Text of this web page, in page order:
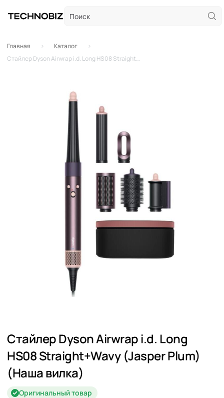
Главная
Каталог
Стайлер Dyson Airwrap i.d. Long HS08 Straight+Wavy (Jasper Plum) (Наша вилка)
Стайлер Dyson Airwrap i.d. Long
HS08 Straight+Wavy (Jasper Plum)
(Наша вилка)
Оригинальный товар